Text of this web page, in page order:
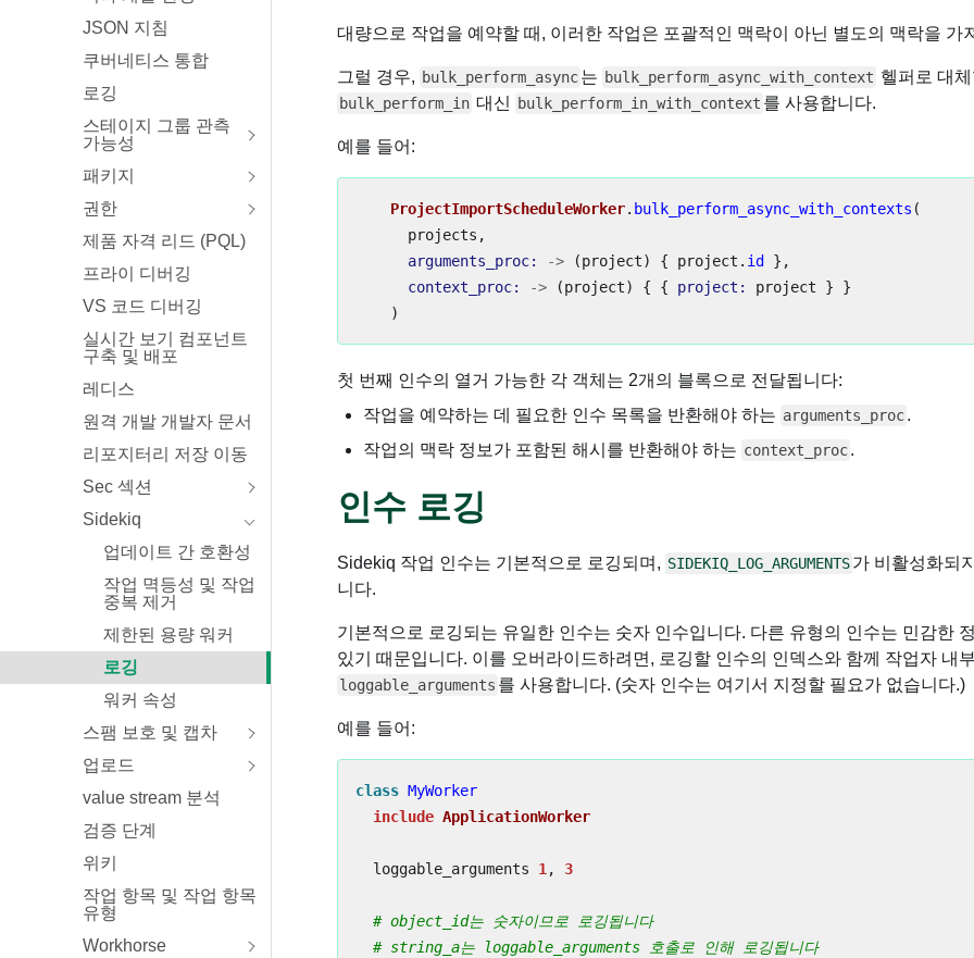
JSON 지침
쿠버네티스 통합
로깅
스테이지 그룹 관측
가능성
패키지
권한
제품 자격 리드 (PQL)
프라이 디버깅
VS 코드 디버깅
실시간 보기 컴포넌트
구축 및 배포
레디스
원격 개발 개발자 문서
리포지터리 저장 이동
Sec 섹션
Sidekiq
업데이트 간 호환성
작업 멱등성 및 작업
중복 제거
제한된 용량 워커
로깅
워커 속성
스팸 보호 및 캡차
업로드
value stream 분석
검증 단계
위키
작업 항목 및 작업 항목
유형
Workhorse
대량으로 작업을 예약할 때, 이러한 작업은 포괄적인 맥락이 아닌 별도의 맥락을 가
그럴 경우, bulk_perform_async는 bulk_perform_async_with_context 헬퍼로 대
bulk_perform_in 대신 bulk_perform_in_with_context 를 사용합니다.
예를 들어:
ProjectImportScheduleWorker. bulk_perform_async_with_contexts (
projects ,
arguments_proc:
-> (project) { project . id
},
context_proc:
-> (project) { { project: project }
}
)
첫 번째 인수의 열거 가능한 각 객체는 2개의 블록으로 전달됩니다:
작업을 예약하는 데 필요한 인수 목록을 반환해야 하는 arguments_proc.
작업의 맥락 정보가 포함된 해시를 반환해야 하는 context_proc.
인수 로깅
Sidekiq 작업 인수는 기본적으로 로깅되며, SIDEKIQ_LOG_ARGUMENTS가 비활성화되
니다.
기본적으로 로깅되는 유일한 인수는 숫자 인수입니다. 다른 유형의 인수는 민감한
있기 때문입니다. 이를 오버라이드하려면, 로깅할 인수의 인덱스와 함께 작업자 내
loggable_arguments 를 사용합니다. (숫자 인수는 여기서 지정할 필요가 없습니다.)
예를 들어:
class MyWorker
include ApplicationWorker
loggable_arguments 1, 3
# object_id는 숫자이므로 로깅됩니다
# string_a는 loggable_arguments 호출로 인해 로깅됩니다